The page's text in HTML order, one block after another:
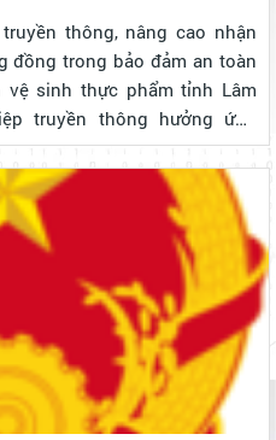
thông, nâng cao nhận
đồng trong bảo đảm an toàn
sinh thực phẩm tỉnh Lâm
truyền thông hưởng ứng
phẩm” năm 2026. Hưởng